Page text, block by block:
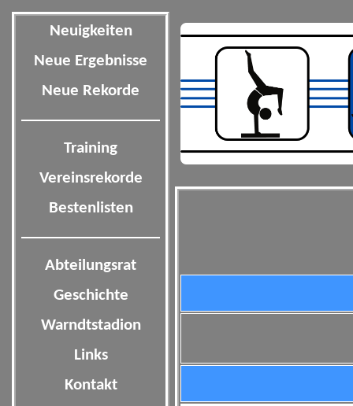
Neuigkeiten
Neue Ergebnisse
Neue Rekorde
Training
Vereinsrekorde
Bestenlisten
Abteilungsrat
Geschichte
Warndtstadion
Links
Kontakt